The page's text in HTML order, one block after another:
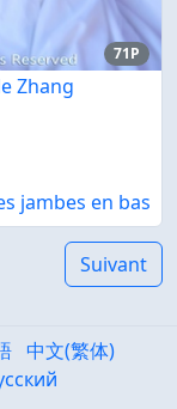
71P
Zhang
jambes en bas
Suivant
中文(繁体)